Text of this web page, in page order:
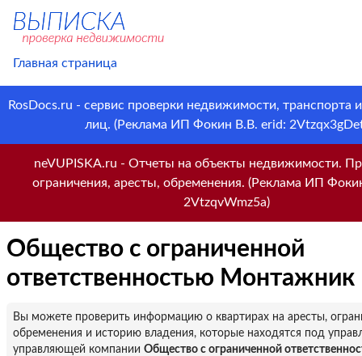
Главная страница
RosDocs.ru - сервис проверки недвижимости, транспорта
лиц. (Реклама ИП Фокин В.В. erid:
neVUPISKA.ru - Отчеты на объекты недвижимости.
ограничения, аресты, обременения. (Реклама ИП
2VtzqvWmz5a)
Общество с ограниченной
ответственностью Монтажник
Вы можете проверить информацию о квартирах на аресты,
обременения и историю владения, которые находятся под
управляющей компании Общество с ограниченной